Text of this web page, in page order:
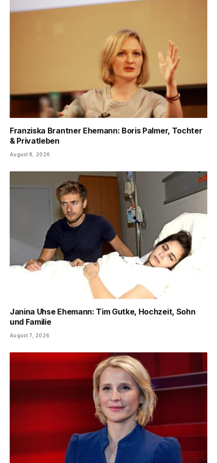
Franziska Brantner Ehemann: Boris Palmer, Tochter
& Privatleben
August 8, 2026
Janina Uhse Ehemann: Tim Gutke, Hochzeit, Sohn
und Familie
August 7, 2026